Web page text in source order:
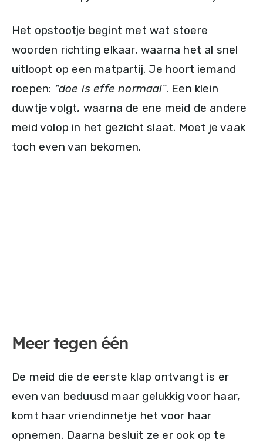
Het opstootje begint met wat stoere
woorden richting elkaar, waarna het al snel
uitloopt op een matpartij. Je hoort iemand
roepen: “doe is effe normaal“. Een klein
duwtje volgt, waarna de ene meid de andere
meid volop in het gezicht slaat. Moet je vaak
toch even van bekomen.
Meer tegen één
De meid die de eerste klap ontvangt is er
even van beduusd maar gelukkig voor haar,
komt haar vriendinnetje het voor haar
opnemen. Daarna besluit ze er ook op te